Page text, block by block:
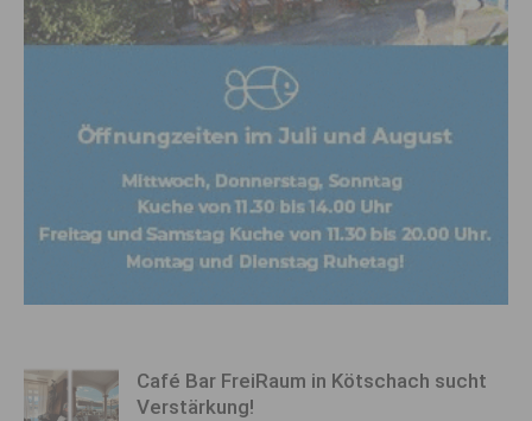
Café Bar FreiRaum in Kötschach sucht
Verstärkung!